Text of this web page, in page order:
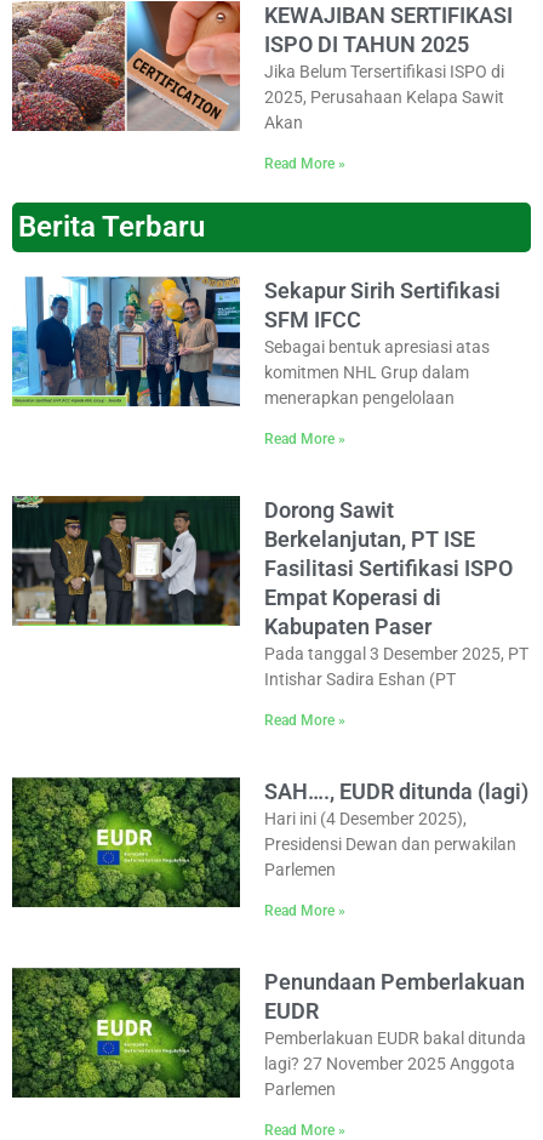
KEWAJIBAN SERTIFIKASI
ISPO DI TAHUN 2025
Jika Belum Tersertifikasi ISPO di
2025, Perusahaan Kelapa Sawit
Akan
Read More »
Berita Terbaru
Sekapur Sirih Sertifikasi
SFM IFCC
Sebagai bentuk apresiasi atas
komitmen NHL Grup dalam
menerapkan pengelolaan
Read More »
Dorong Sawit
Berkelanjutan, PT ISE
Fasilitasi Sertifikasi ISPO
Empat Koperasi di
Kabupaten Paser
Pada tanggal 3 Desember 2025, PT
Intishar Sadira Eshan (PT
Read More »
SAH…., EUDR ditunda (lagi)
Hari ini (4 Desember 2025),
Presidensi Dewan dan perwakilan
Parlemen
Read More »
Penundaan Pemberlakuan
EUDR
Pemberlakuan EUDR bakal ditunda
lagi? 27 November 2025 Anggota
Parlemen
Read More »